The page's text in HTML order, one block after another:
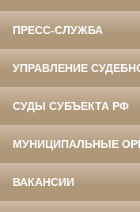
ПРЕСС-СЛУЖБА
УПРАВЛЕНИЕ
СУДЫ СУБЪЕКТА РФ
МУНИЦИПАЛЬНЫЕ
ВАКАНСИИ